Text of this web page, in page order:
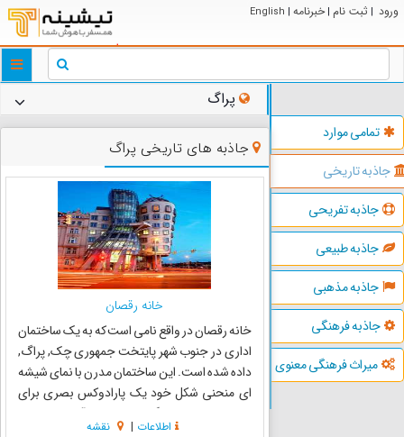
ورود | ثبت نام | خبرنامه |
English
تمامی موارد
جاذبه تاریخی
جاذبه تفریحی
جاذبه طبیعی
جاذبه مذهبی
جاذبه فرهنگی
میراث فرهنگی معنوی
پراگ
جاذبه های تاریخی پراگ
خانه رقصان
خانه رقصان در واقع نامی است که به یک ساختمان
اداری در جنوب شهر پایتخت جمهوری چک, پراگ,
داده شده است. این ساختمان مدرن با نمای شیشه
ای منحنی شکل خود یک پارادوکس بصری برای
منطقه‌ی تاریخی پراگ به حساب می‌آید.مدت زمان
اطلاعات | نقشه